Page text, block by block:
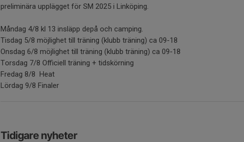
preliminära upplägget för SM 2025 i Linköping.
Måndag 4/8 kl 13 insläpp depå och camping.
Tisdag 5/8 möjlighet till träning (klubb träning) ca 09-18
Onsdag 6/8 möjlighet till träning (klubb träning) ca 09-18
Torsdag 7/8 Officiell träning + tidskörning
Fredag 8/8 Heat
Lördag 9/8 Finaler
Tidigare nyheter